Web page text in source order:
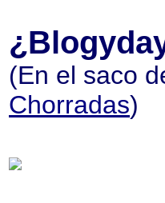
(En el saco
Chorradas)